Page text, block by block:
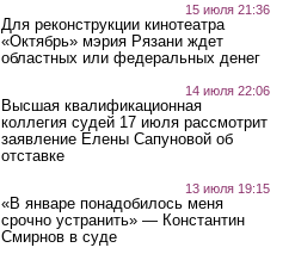
15 июля 21:36
Для реконструкции кинотеатра
«Октябрь» мэрия Рязани ждет
областных или федеральных денег
14 июля 22:06
Высшая квалификационная
коллегия судей 17 июля рассмотрит
заявление Елены Сапуновой об
отставке
13 июля 19:15
«В январе понадобилось меня
срочно устранить» — Константин
Смирнов в суде